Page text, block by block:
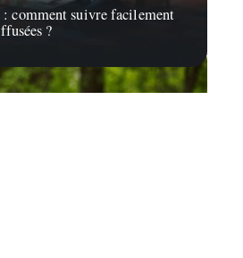
comment suivre facilement
?